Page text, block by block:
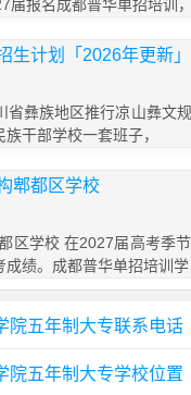
报名成都普华单招培训，
生计划「2026年更新」
省彝族地区推行凉山彝文
干部学校一套班子，
郫都区学校
区学校 在2027届高考季
绩。成都普华单招培训学
院五年制大专联系电话
院五年制大专学校位置